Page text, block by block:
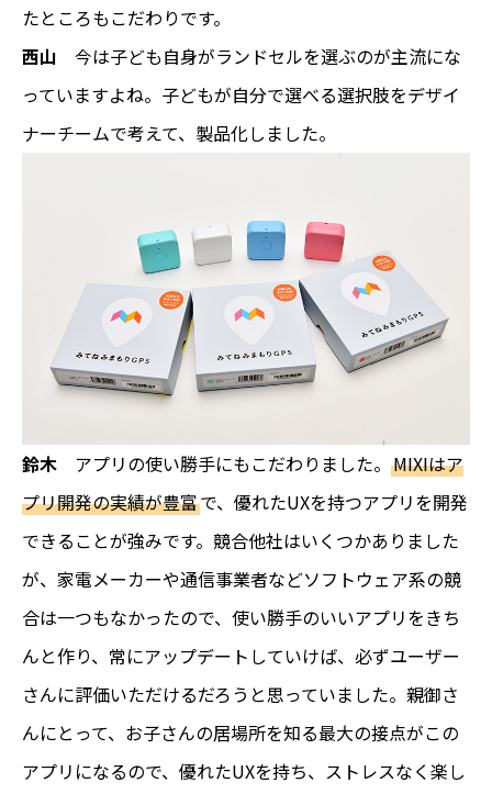
たところもこだわりです。
西山 今は子ども自身がランドセルを選ぶのが主流にな
っていますよね。子どもが自分で選べる選択肢をデザイ
ナーチームで考えて、製品化しました。
鈴木 アプリの使い勝手にもこだわりました。 MIXIはア
プリ開発の実績が豊富で、優れたUXを持つアプリを開発
できることが強みです。競合他社はいくつかありました
が、家電メーカーや通信事業者などソフトウェア系の競
合は一つもなかったので、使い勝手のいいアプリをきち
んと作り、常にアップデートしていけば、必ずユーザー
さんに評価いただけるだろうと思っていました。親御さ
んにとって、お子さんの居場所を知る最大の接点がこの
アプリになるので、優れたUXを持ち、ストレスなく楽し